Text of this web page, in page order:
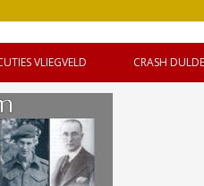
VLIEGVELD CRASH